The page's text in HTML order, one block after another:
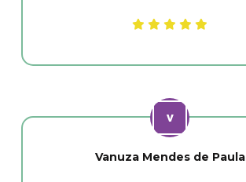
Vanuza Mendes de Paula